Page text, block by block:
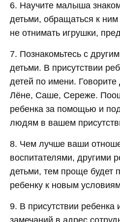
6. Научите малыша
детьми, обращаться к
не отнимать игрушки,
7. Познакомьтесь с
детьми. В присутствии
детей по имени.
Лёне, Саше, Сереже.
ребенка за помощью и
людям в вашем
8. Чем лучше ваши
воспитателями, другими
детьми, тем проще будет
ребенку к новым
9. В присутствии ребенка
замечаний в адрес